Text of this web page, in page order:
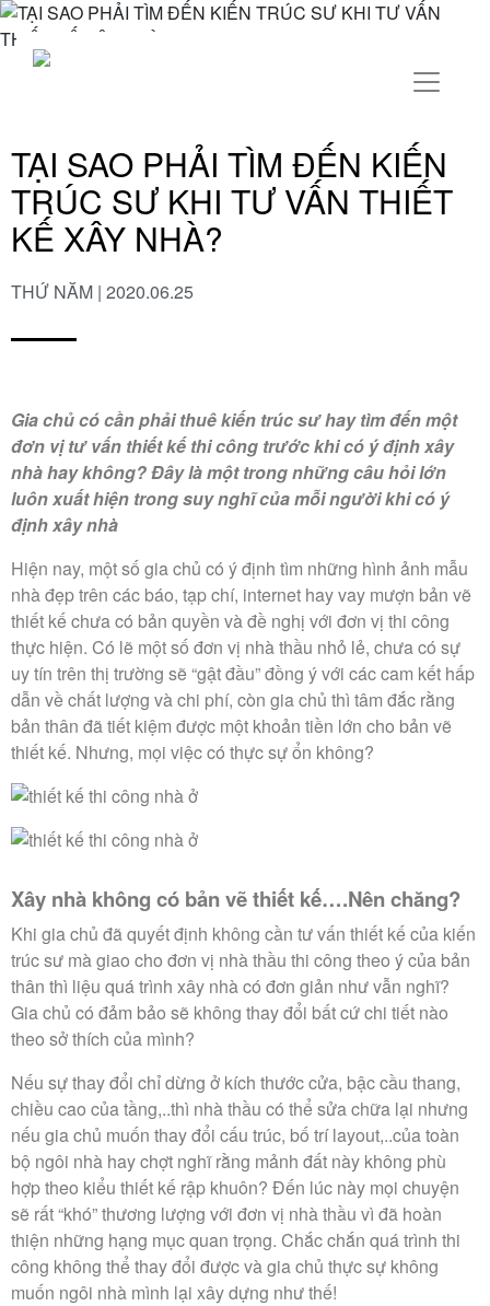
TẠI SAO PHẢI TÌM ĐẾN KIẾN
TRÚC SƯ KHI TƯ VẤN THIẾT
KẾ XÂY NHÀ?
THỨ NĂM | 2020.06.25
Gia chủ có cần phải thuê kiến trúc sư hay tìm đến một
đơn vị tư vấn thiết kế thi công trước khi có ý định xây
nhà hay không? Đây là một trong những câu hỏi lớn
luôn xuất hiện trong suy nghĩ của mỗi người khi có ý
định xây nhà
Hiện nay, một số gia chủ có ý định tìm những hình ảnh mẫu
nhà đẹp trên các báo, tạp chí, internet hay vay mượn bản vẽ
thiết kế chưa có bản quyền và đề nghị với đơn vị thi công
thực hiện. Có lẽ một số đơn vị nhà thầu nhỏ lẻ, chưa có sự
uy tín trên thị trường sẽ “gật đầu” đồng ý với các cam kết hấp
dẫn về chất lượng và chi phí, còn gia chủ thì tâm đắc rằng
bản thân đã tiết kiệm được một khoản tiền lớn cho bản vẽ
thiết kế. Nhưng, mọi việc có thực sự ổn không?
Xây nhà không có bản vẽ thiết kế….Nên chăng?
Khi gia chủ đã quyết định không cần tư vấn thiết kế của kiến
trúc sư mà giao cho đơn vị nhà thầu thi công theo ý của bản
thân thì liệu quá trình xây nhà có đơn giản như vẫn nghĩ?
Gia chủ có đảm bảo sẽ không thay đổi bất cứ chi tiết nào
theo sở thích của mình?
Nếu sự thay đổi chỉ dừng ở kích thước cửa, bậc cầu thang,
chiều cao của tầng,..thì nhà thầu có thể sửa chữa lại nhưng
nếu gia chủ muốn thay đổi cấu trúc, bố trí layout,..của toàn
bộ ngôi nhà hay chợt nghĩ rằng mảnh đất này không phù
hợp theo kiểu thiết kế rập khuôn? Đến lúc này mọi chuyện
sẽ rất “khó” thương lượng với đơn vị nhà thầu vì đã hoàn
thiện những hạng mục quan trọng. Chắc chắn quá trình thi
công không thể thay đổi được và gia chủ thực sự không
muốn ngôi nhà mình lại xây dựng như thế!